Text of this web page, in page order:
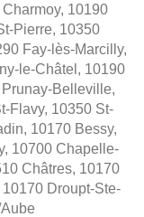
10190
Pierre, 10350
Fay-lès-Marcilly,
le-Châtel, 10190
Belleville,
Flavy, 10350 St-
10170 Bessy,
10700 Chapelle-
Châtres, 10170
Droupt-Ste-